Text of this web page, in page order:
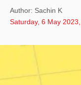
Author: Sachin K
Saturday, 6 May